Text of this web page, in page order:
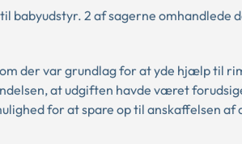
babyudstyr. 2 af sagerne omhandlede
der var grundlag for at yde hjælp til
at udgiften havde været
for at spare op til anskaffelsen